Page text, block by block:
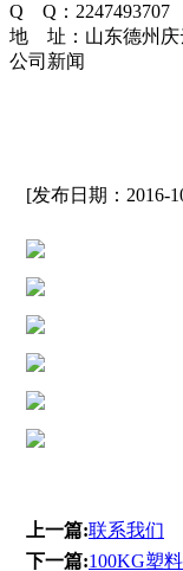
Q Q：2247493707
地 址：山东德州庆
公司新闻
[发布日期：2016-
上一篇:联系我们
下一篇:100KG塑